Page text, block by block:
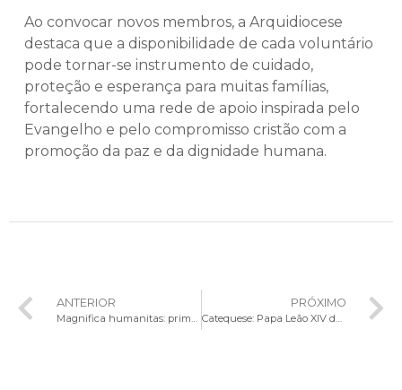
Ao convocar novos membros, a Arquidiocese
destaca que a disponibilidade de cada voluntário
pode tornar-se instrumento de cuidado,
proteção e esperança para muitas famílias,
fortalecendo uma rede de apoio inspirada pelo
Evangelho e pelo compromisso cristão com a
promoção da paz e da dignidade humana.
ANTERIOR
Magnifica humanitas: primeira encíclica do Papa Leão XIV será publicada em 25 de maio
PRÓXIMO
Catequese: Papa Leão XIV destaca que a liturgia deve transformar a fé celebrada em testemunho de vida